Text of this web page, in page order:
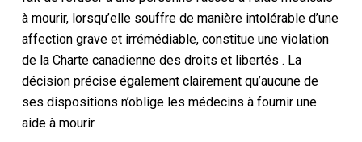
à mourir, lorsqu’elle souffre de manière intolérable d’une
affection grave et irrémédiable, constitue une violation
de la Charte canadienne des droits et libertés . La
décision précise également clairement qu’aucune de
ses dispositions n’oblige les médecins à fournir une
aide à mourir.